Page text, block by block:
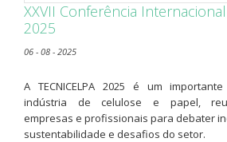
XXVII Conferência Internacional
2025
06 - 08 - 2025
A TECNICELPA 2025 é um
indústria de celulose e papel,
empresas e profissionais para debater
sustentabilidade e desafios do setor.